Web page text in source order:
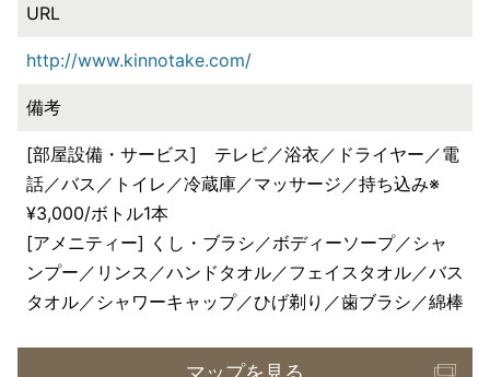
URL
http://www.kinnotake.com/
備考
[部屋設備・サービス] テレビ／浴衣／ドライヤー／電
話／バス／トイレ／冷蔵庫／マッサージ／持ち込み※
¥3,000/ボトル1本
[アメニティー] くし・ブラシ／ボディーソープ／シャ
ンプー／リンス／ハンドタオル／フェイスタオル／バス
タオル／シャワーキャップ／ひげ剃り／歯ブラシ／綿棒
マップを見る